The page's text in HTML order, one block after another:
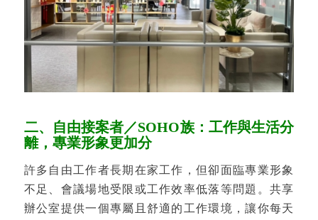
二、自由接案者／SOHO族：工作與生活分
離，專業形象更加分
許多自由工作者長期在家工作，但卻面臨專業形象
不足、會議場地受限或工作效率低落等問題。共享
辦公室提供一個專屬且舒適的工作環境，讓你每天